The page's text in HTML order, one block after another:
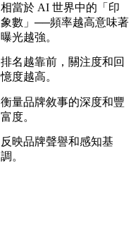
相當於 AI 世界中的「印
象數」──頻率越高意味著
曝光越強。
排名越靠前，關注度和回
憶度越高。
衡量品牌敘事的深度和豐
富度。
反映品牌聲譽和感知基
調。